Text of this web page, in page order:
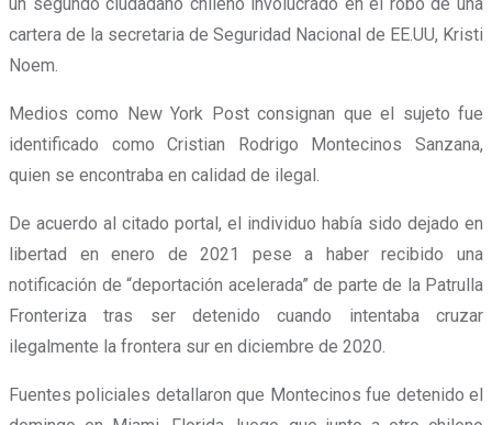
cartera de la secretaria de Seguridad Nacional de EE.UU, Kristi
Noem.
Medios como New York Post consignan que el sujeto fue
identificado como Cristian Rodrigo Montecinos Sanzana,
quien se encontraba en calidad de ilegal.
De acuerdo al citado portal, el individuo había sido dejado en
libertad en enero de 2021 pese a haber recibido una
notificación de “deportación acelerada” de parte de la Patrulla
Fronteriza tras ser detenido cuando intentaba cruzar
ilegalmente la frontera sur en diciembre de 2020.
Fuentes policiales detallaron que Montecinos fue detenido el